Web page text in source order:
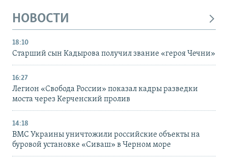
НОВОСТИ
18:10
Старший сын Кадырова получил звание «героя Чечни»
16:27
Легион «Свобода России» показал кадры разведки
моста через Керченский пролив
14:18
ВМС Украины уничтожили российские объекты на
буровой установке «Сиваш» в Черном море